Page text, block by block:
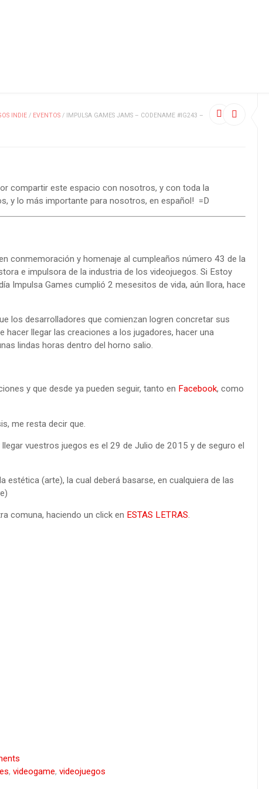
INDIE/ EVENTOS/ IMPULSA GAMES JAMS – CODENAME #IG243 –
compartir este espacio con nosotros, y con toda la
y lo más importante para nosotros, en español! =D
conmemoración y homenaje al cumpleaños número 43 de la
e impulsora de la industria de los videojuegos. Si Estoy
Impulsa Games cumplió 2 mesesitos de vida, aún llora, hace
los desarrolladores que comienzan logren concretar sus
llegar las creaciones a los jugadores, hacer una
lindas horas dentro del horno salio.
y que desde ya pueden seguir, tanto en Facebook, como
me resta decir que.
vuestros juegos es el 29 de Julio de 2015 y de seguro el
estética (arte), la cual deberá basarse, en cualquiera de las
comuna, haciendo un click en ESTAS LETRAS.
, videogame, videojuegos